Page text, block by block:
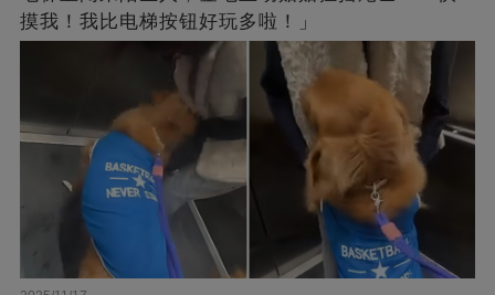
摸我！我比电梯按钮好玩多啦！」